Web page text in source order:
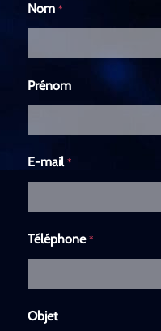
Nom *
Prénom
E-mail*
Téléphone*
Objet